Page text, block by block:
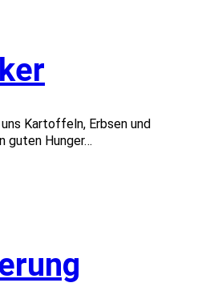
Kartoffeln, Erbsen und
guten Hunger…